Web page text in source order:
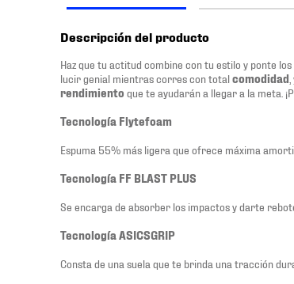
Descripción del producto
Haz que tu actitud combine con tu estilo y ponte los
lucir genial mientras corres con totalcomodidad
rendimiento que te ayudarán a llegar a la meta.
Tecnología Flytefoam
Espuma 55% más ligera que ofrece máxima
Tecnología FF BLAST PLUS
Se encarga de absorber los impactos y darte
Tecnología ASICSGRIP
Consta de una suela que te brinda una tracción